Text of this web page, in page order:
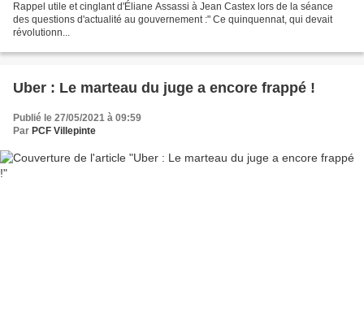
Rappel utile et cinglant d'Éliane Assassi à Jean Castex lors de la séance
des questions d'actualité au gouvernement :" Ce quinquennat, qui devait
révolutionn...
Uber : Le marteau du juge a encore frappé !
Publié le 27/05/2021 à 09:59
Par PCF Villepinte